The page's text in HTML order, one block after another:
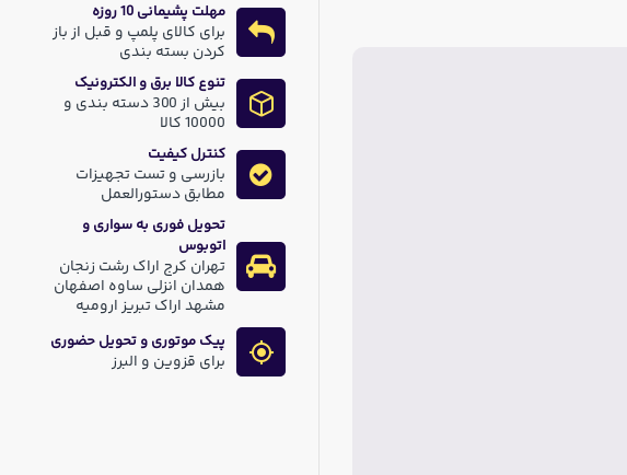
مهلت پشیمانی 10 روزه
برای کالای پلمپ و قبل از باز
کردن بسته بندی
تنوع کالا برق و الکترونیک
بیش از 300 دسته بندی و
10000 کالا
کنترل کیفیت
بازرسی و تست تجهیزات
مطابق دستورالعمل
تحویل فوری به سواری و
اتوبوس
تهران کرج اراک رشت زنجان
همدان انزلی ساوه اصفهان
مشهد اراک تبریز ارومیه
پیک موتوری و تحویل حضوری
برای قزوین و البرز